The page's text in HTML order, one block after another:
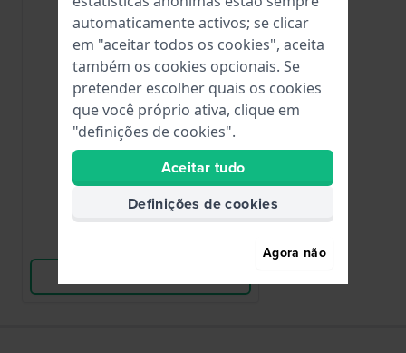
Renata
R371
371 / SR920SW / SG6 / AG6
5,00 €
● Em stock
automaticamente activos; se clicar
em "aceitar todos os cookies", aceita
também os cookies opcionais. Se
pretender escolher quais os cookies
que você próprio ativa, clique em
"definições de cookies".
Aceitar tudo
Definições de cookies
Agora não